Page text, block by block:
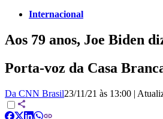
Internacional
Aos 79 anos, Joe Biden
Porta-voz da Casa
Da CNN Brasil23/11/21 às 13:00 |